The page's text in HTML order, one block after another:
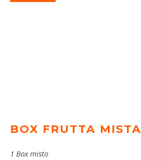
BOX FRUTTA MISTA
1 Box misto